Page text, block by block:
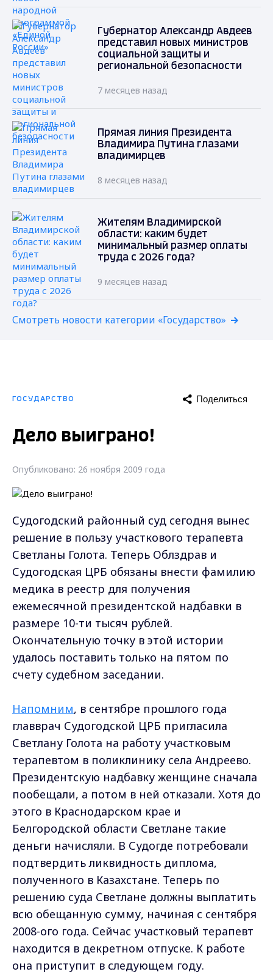
Губернатор Александр Авдеев
представил новых министров
социальной защиты и
региональной безопасности
7 месяцев назад
Прямая линия Президента
Владимира Путина глазами
владимирцев
8 месяцев назад
Жителям Владимирской
области: каким будет
минимальный размер оплаты
труда с 2026 года?
9 месяцев назад
Смотреть новости категории «Государство»
ГОСУДАРСТВО Поделиться
Дело выиграно!
Опубликовано: 26 ноября 2009 года
Судогодский районный суд сегодня вынес
решение в пользу участкового терапевта
Светланы Голота. Теперь Облздрав и
Судогодская ЦРБ обязаны внести фамилию
медика в реестр для получения
ежемесячной президентской надбавки в
размере 10-ти тысяч рублей.
Окончательную точку в этой истории
удалось поставить только на пятом по
счету судебном заседании.
Напомним, в сентябре прошлого года
главврач Судогодской ЦРБ пригласила
Светлану Голота на работу участковым
терапевтом в поликлинику села Андреево.
Президентскую надбавку женщине сначала
пообещали, а потом в ней отказали. Хотя до
этого в Краснодарском крае и
Белгородской области Светлане такие
деньги начисляли. В Судогде потребовали
подтвердить ликвидность диплома,
полученного в Казахстане. Теперь по
решению суда Светлане должны выплатить
всю обещанную сумму, начиная с сентября
2008-ого года. Сейчас участковый терапевт
находится в декретном отпуске. К работе
она приступит в следующем году.